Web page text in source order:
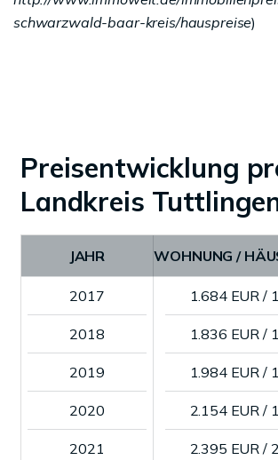
schwarzwald-baar-kreis/hauspreise)
Preisentwicklung
Landkreis
JAHR WOHNUNG /
2017 1.684 EUR /
2018 1.836 EUR /
2019 1.984 EUR /
2020 2.154 EUR /
2021 2.395 EUR /